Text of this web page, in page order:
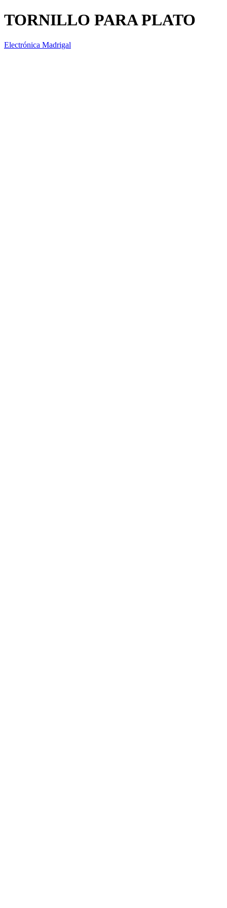
TORNILLO PARA PLATO
Electrónica Madrigal